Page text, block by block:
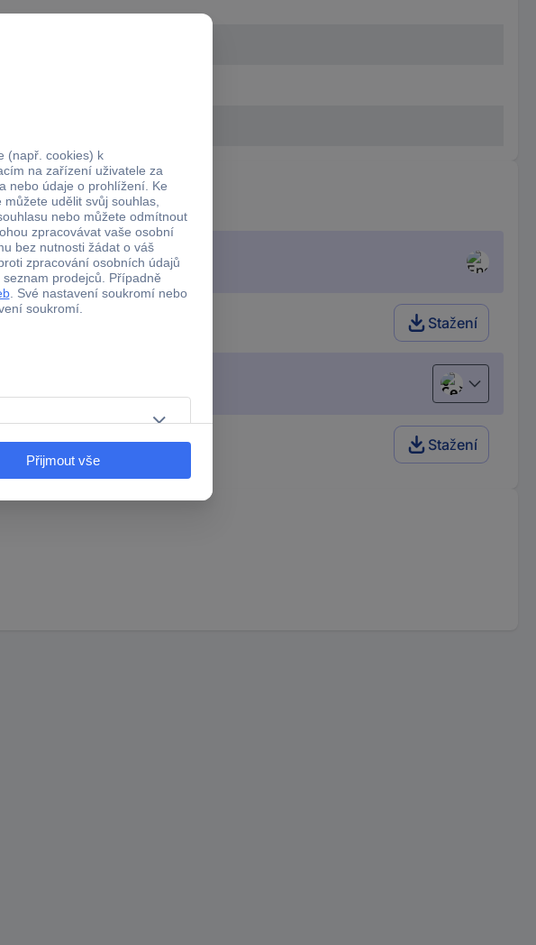
300 m Stažení
Čeština
m x 500 mm růžová 300 m Stažení